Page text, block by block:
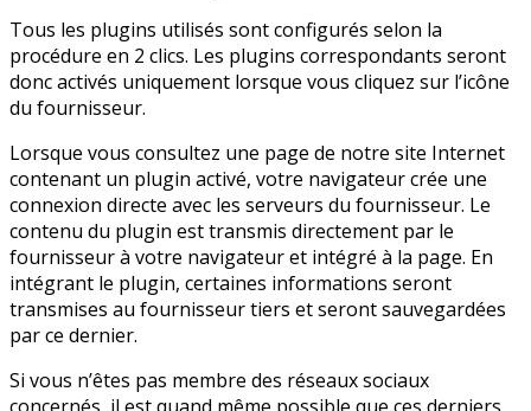
Tous les plugins utilisés sont configurés selon la
procédure en 2 clics. Les plugins correspondants seront
donc activés uniquement lorsque vous cliquez sur l’icône
du fournisseur.
Lorsque vous consultez une page de notre site Internet
contenant un plugin activé, votre navigateur crée une
connexion directe avec les serveurs du fournisseur. Le
contenu du plugin est transmis directement par le
fournisseur à votre navigateur et intégré à la page. En
intégrant le plugin, certaines informations seront
transmises au fournisseur tiers et seront sauvegardées
par ce dernier.
Si vous n’êtes pas membre des réseaux sociaux